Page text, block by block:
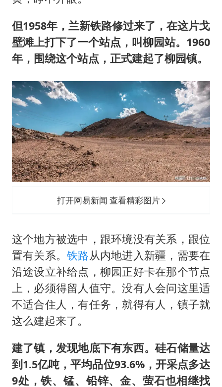
但1958年，兰新铁路修过来了，在这片戈
壁滩上打下了一个站点，叫柳园站。1960
年，围绕这个站点，正式建起了柳园镇。
打开网易新闻 查看精彩图片
这个地方被选中，跟环境没有关系，跟位
置有关系。铁路从内地进入新疆，需要在
沿途设立补给点，柳园正好卡在那个节点
上，必须得留人值守。没有人会问这里适
不适合住人，有任务，就得有人，镇子就
这么建起来了。
建了镇，发现地底下有东西。硅石储量达
到1.5亿吨，平均品位93.6%，开采点多达
9处，铁、锰、铅锌、金、萤石也相继找